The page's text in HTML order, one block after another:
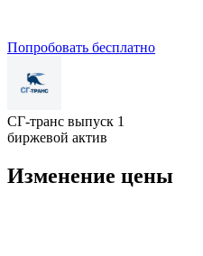
Попробовать бесплатно
СГ-транс выпуск 1
биржевой актив
Изменение цены